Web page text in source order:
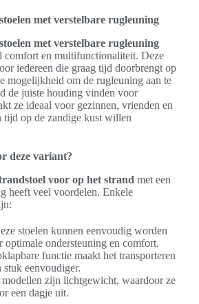
met verstelbare rugleuning
met verstelbare rugleuning
comfort en multifunctionaliteit. Deze
iedereen die graag tijd doorbrengt op
mogelijkheid om de rugleuning aan te
de juiste houding vinden voor
ze ideaal voor gezinnen, vrienden en
tijd op de zandige kust willen
deze variant?
voor op het strand met een
heeft veel voordelen. Enkele
stoelen kunnen eenvoudig worden
optimale ondersteuning en comfort.
functie maakt het transporteren
stuk eenvoudiger.
modellen zijn lichtgewicht, waardoor ze
een dagje uit.